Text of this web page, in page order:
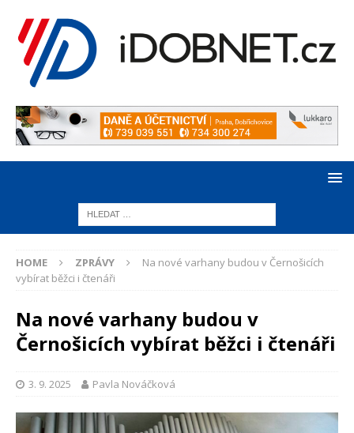
HOME ZPRÁVY
Na nové varhany budou v Černošicích
vybírat běžci i čtenáři
Na nové varhany budou v
Černošicích vybírat běžci i čtenáři
3. 9. 2025 Pavla Nováčková